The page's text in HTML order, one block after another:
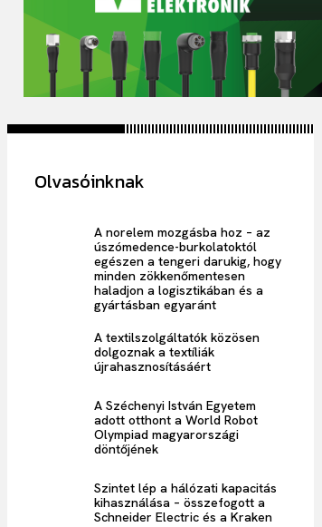
Olvasóinknak
A norelem mozgásba hoz – az
úszómedence-burkolatoktól
egészen a tengeri darukig, hogy
minden zökkenőmentesen
haladjon a logisztikában és a
gyártásban egyaránt
A textilszolgáltatók közösen
dolgoznak a textíliák
újrahasznosításáért
A Széchenyi István Egyetem
adott otthont a World Robot
Olympiad magyarországi
döntőjének
Szintet lép a hálózati kapacitás
kihasználása – összefogott a
Schneider Electric és a Kraken